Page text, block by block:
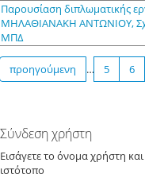
Παρουσίαση διπλωματικής
ΜΗΛΑΘΙΑΝΑΚΗ ΑΝΤΩΝΙΟΥ,
ΜΠΔ
προηγούμενη … 5 6
Σύνδεση χρήστη
Εισάγετε το όνομα χρήστη
ιστότοπο